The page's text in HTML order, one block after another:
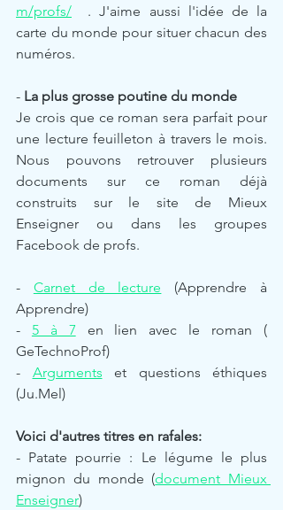
m/profs/
  . J'aime aussi l'idée de la
carte du monde pour situer chacun des
numéros.
- La plus grosse poutine du monde
Je crois que ce roman sera parfait pour
une lecture feuilleton à travers le mois.
Nous pouvons retrouver plusieurs
documents sur ce roman déjà
construits sur le site de Mieux
Enseigner ou dans les groupes
Facebook de profs.
- Carnet de lecture (Apprendre à
Apprendre)
- 5 à 7 en lien avec le roman (
GeTechnoProf)
- Arguments et questions éthiques
(Ju.Mel)
Voici d'autres titres en rafales:
- Patate pourrie : Le légume le plus
mignon du monde (document Mieux
Enseigner)